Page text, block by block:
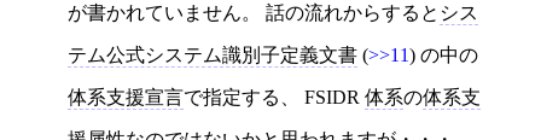
が書かれていません。 話の流れからすると シス
テム公式システム識別子定義文書 (>>11) の中の
体系支援宣言で指定する、 FSIDR 体系の体系支